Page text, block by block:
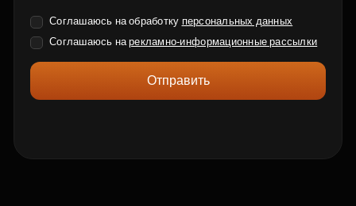
Соглашаюсь на обработку персональных данных
Соглашаюсь нарекламно-информационные рассылки
Отправить